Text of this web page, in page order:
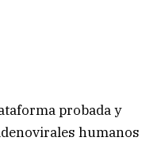
probada y
humanos